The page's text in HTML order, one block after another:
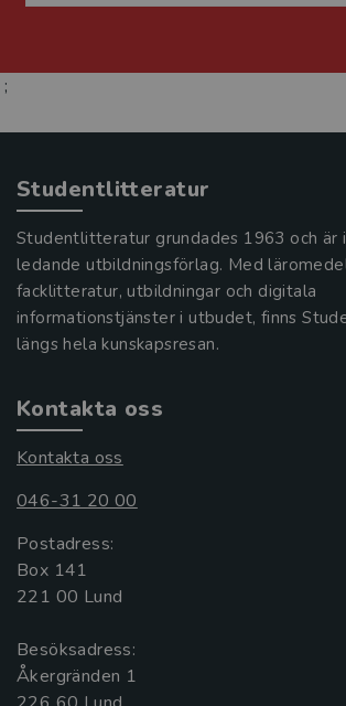
;
Studentlitteratur
Studentlitteratur grundades 1963 och är
ledande utbildningsförlag. Med
facklitteratur, utbildningar och digitala
informationstjänster i utbudet, finns
längs hela kunskapsresan.
Kontakta oss
Kontakta oss
046-31 20 00
Postadress:
Box 141
221 00 Lund
Besöksadress:
Åkergränden 1